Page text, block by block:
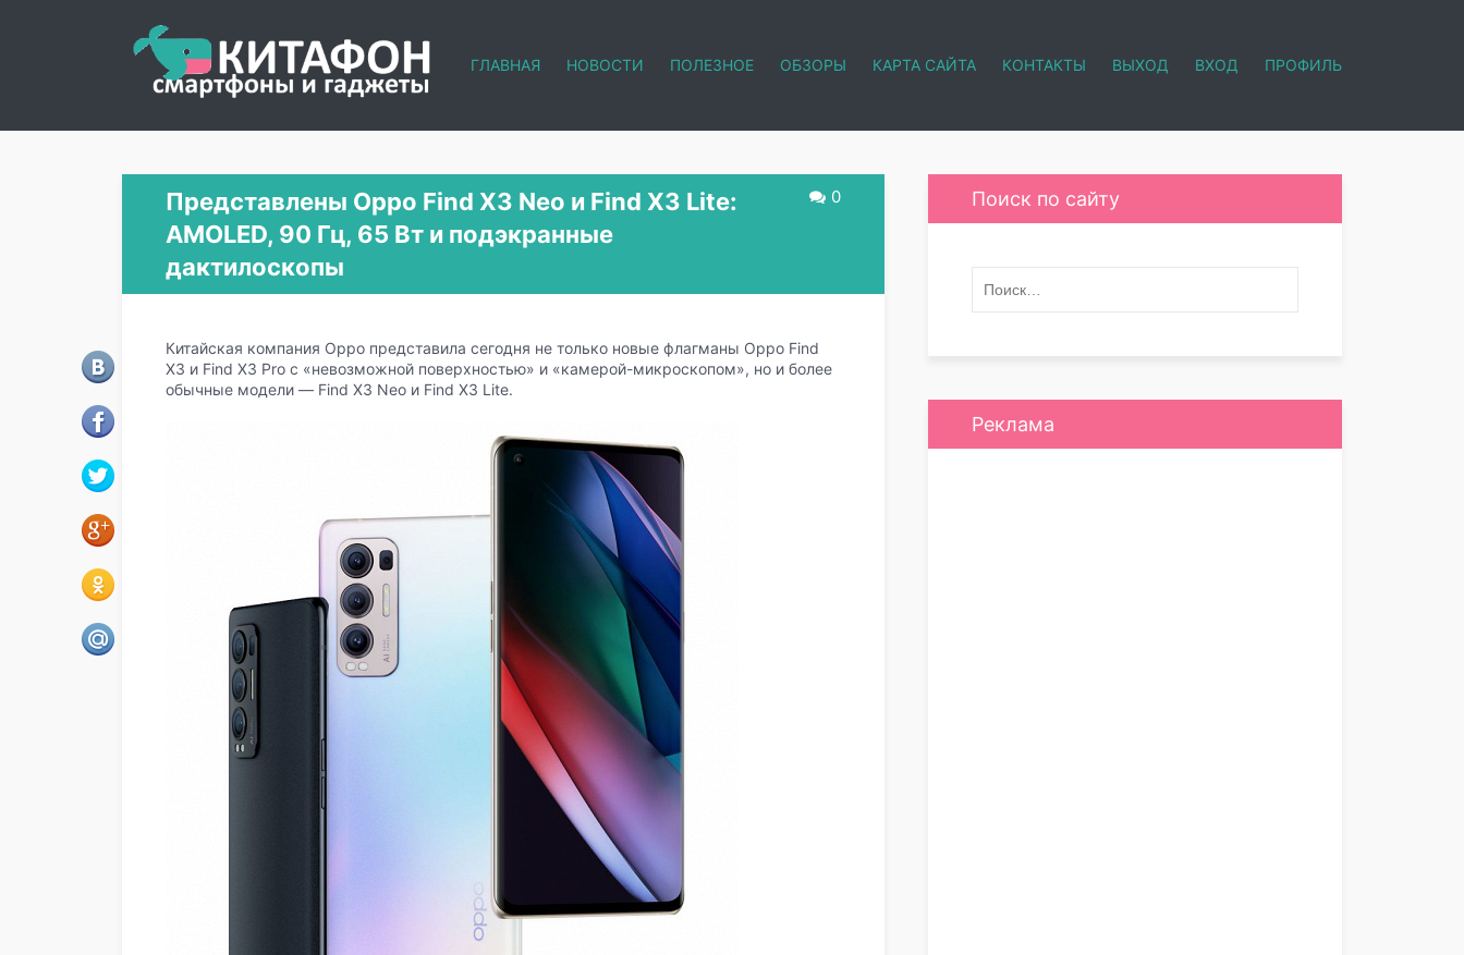
ГЛАВНАЯ НОВОСТИ ПОЛЕЗНОЕ ОБЗОРЫ КАРТА САЙТА КОНТАКТЫ ВЫХОД ВХОД ПРОФИЛЬ
0
Представлены Oppo Find X3 Neo и Find X3 Lite:
AMOLED, 90 Гц, 65 Вт и подэкранные
дактилоскопы
Китайская компания Oppo представила сегодня не только новые флагманы Oppo Find
X3 и Find X3 Pro с «невозможной поверхностью» и «камерой-микроскопом», но и более
обычные модели — Find X3 Neo и Find X3 Lite.
Поиск по сайту
Реклама